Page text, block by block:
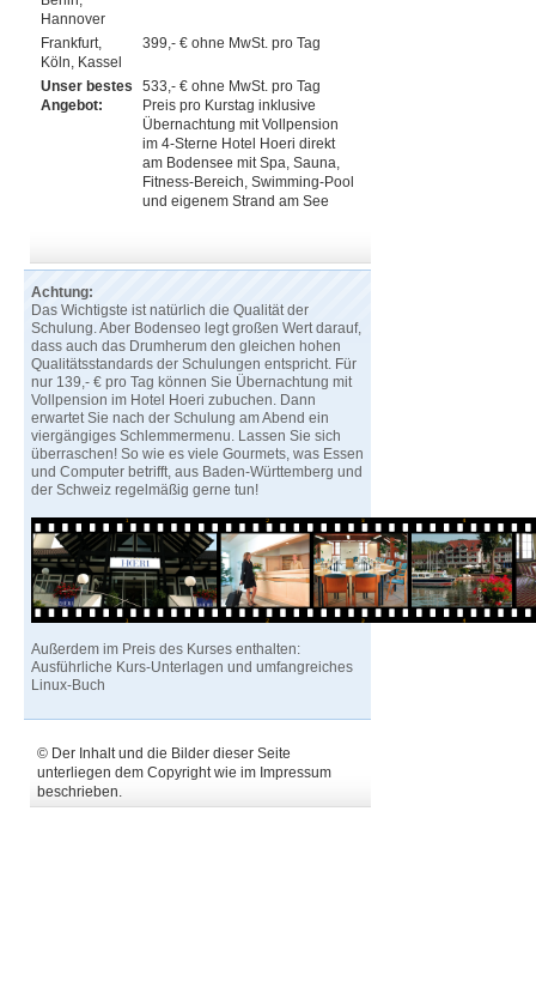
Hannover
Frankfurt,
Köln, Kassel
399,- € ohne MwSt. pro Tag
Unser bestes
Angebot:
533,- € ohne MwSt. pro Tag
Preis pro Kurstag inklusive
Übernachtung mit Vollpension
im 4-Sterne Hotel Hoeri direkt
am Bodensee mit Spa, Sauna,
Fitness-Bereich, Swimming-Pool
und eigenem Strand am See
Achtung:
Das Wichtigste ist natürlich die Qualität der
Schulung. Aber Bodenseo legt großen Wert darauf,
dass auch das Drumherum den gleichen hohen
Qualitätsstandards der Schulungen entspricht. Für
nur 139,- € pro Tag können Sie Übernachtung mit
Vollpension im Hotel Hoeri zubuchen. Dann
erwartet Sie nach der Schulung am Abend ein
viergängiges Schlemmermenu. Lassen Sie sich
überraschen! So wie es viele Gourmets, was Essen
und Computer betrifft, aus Baden-Württemberg und
der Schweiz regelmäßig gerne tun!
Außerdem im Preis des Kurses enthalten:
Ausführliche Kurs-Unterlagen und umfangreiches
Linux-Buch
© Der Inhalt und die Bilder dieser Seite
unterliegen dem Copyright wie im Impressum
beschrieben.